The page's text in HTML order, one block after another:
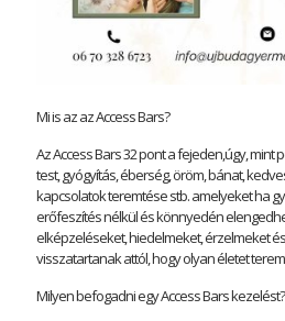
Mi is az az Access Bars?
Az Access Bars 32 pont a fejeden,úgy, mint
test, gyógyítás, éberség, öröm, bánat,
kapcsolatok teremtése stb. amelyeket ha
erőfeszítés nélkül és könnyedén
elképzeléseket, hiedelmeket, érzelmeket
visszatartanak attól, hogy olyan életet
Milyen befogadni egy Access Bars kezelést?